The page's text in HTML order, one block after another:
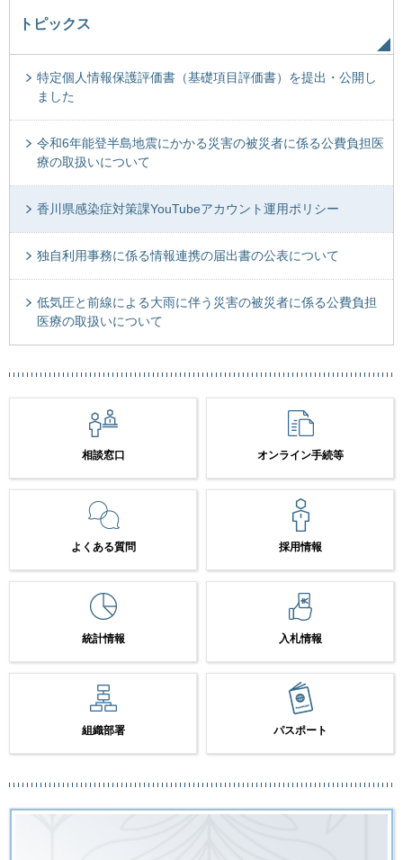
トピックス
特定個人情報保護評価書（基礎項目評価書）を提出・公開し
ました
令和6年能登半島地震にかかる災害の被災者に係る公費負担医
療の取扱いについて
香川県感染症対策課YouTubeアカウント運用ポリシー
独自利用事務に係る情報連携の届出書の公表について
低気圧と前線による大雨に伴う災害の被災者に係る公費負担
医療の取扱いについて
相談窓口 オンライン手続等
よくある質問 採用情報
統計情報 入札情報
組織部署 パスポート